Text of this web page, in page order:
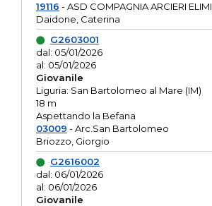
19116 - ASD COMPAGNIA ARCIERI ELIMI
Daidone, Caterina
G2603001
dal: 05/01/2026
al: 05/01/2026
Giovanile
Liguria: San Bartolomeo al Mare (IM)
18 m
Aspettando la Befana
03009 - Arc.San Bartolomeo
Briozzo, Giorgio
G2616002
dal: 06/01/2026
al: 06/01/2026
Giovanile